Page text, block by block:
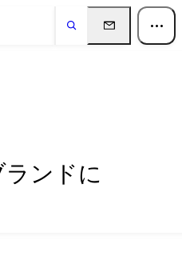
イトンドに